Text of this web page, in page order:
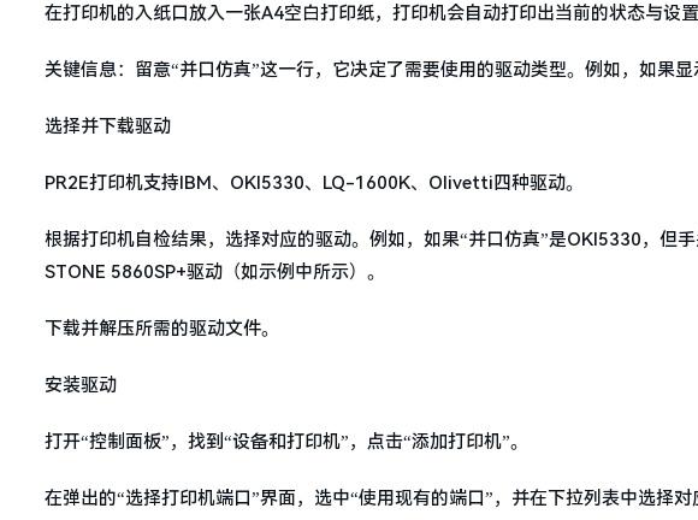
在打印机的入纸口放入一张A4空白打印纸，打印机会自动打印出当前的状态与设置
关键信息：留意“并口仿真”这一行，它决定了需要使用的驱动类型。例如，如果
选择并下载驱动
PR2E打印机支持IBM、OKI5330、LQ-1600K、Olivetti四种驱动。
根据打印机自检结果，选择对应的驱动。例如，如果“并口仿真”是OKI5330，但
STONE 5860SP+驱动（如示例中所示）。
下载并解压所需的驱动文件。
安装驱动
打开“控制面板”，找到“设备和打印机”，点击“添加打印机”。
在弹出的“选择打印机端口”界面，选中“使用现有的端口”，并在下拉列表中选择